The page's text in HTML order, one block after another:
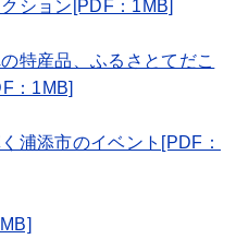
ション[PDF：1MB]
特産品、ふるさとてだこ
：1MB]
浦添市のイベント[PDF：